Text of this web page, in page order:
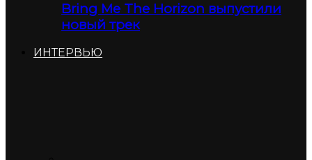
Bring Me The Horizon выпустили
новый трек
ИНТЕРВЬЮ